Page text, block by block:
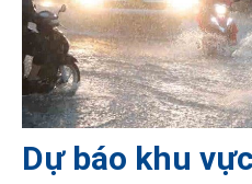
Dự báo khu